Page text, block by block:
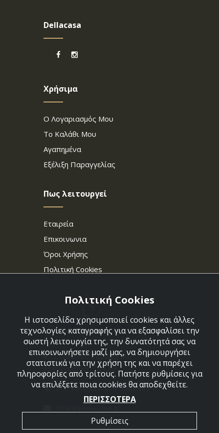
Dellacasa
Χρήσιμα
Ο Λογαριασμός Μου
Το Καλάθι Μου
Αγαπημένα
Εξέλιξη Παραγγελίας
Πως λειτουργεί
Εταιρεία
Επικοινωνια
Όροι Χρήσης
Πολιτική Cookies
Στεφάνου Σαράφη 36,
Αργυρούπολη 164 52
210 9960427-210 9960489
Πολιτική Cookies
Η ιστοσελίδα χρησιμοποιεί cookies και άλλες
τεχνολογίες καταγραφής για να εξασφαλίσει την
σωστή λειτουργία της, την δυνατότητά σας να
επικοινωνήσετε μαζί μας, να δημιουργήσει
στατιστικά για την χρήση της και να παρέχει
πληροφορίες από τρίτους. Πατήστε ρυθμίσεις για
να επιλέξετε ποια cookies θα αποδεχθείτε.
ΠΕΡΙΣΣΟΤΕΡΑ
Ρυθμίσεις